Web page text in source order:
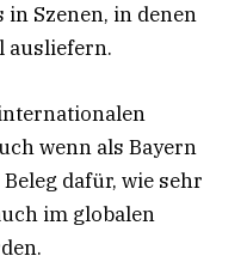
Szenen, in denen
ausliefern.
wenn als Bayern
dafür, wie sehr
im globalen